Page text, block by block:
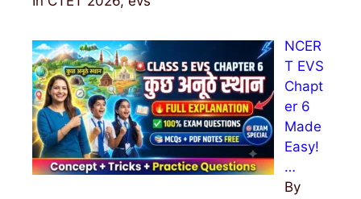
NCER
T EVS
Chapt
er 6
Made
Easy!
…
By